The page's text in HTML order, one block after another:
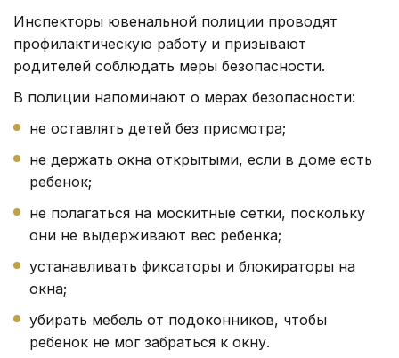
Инспекторы ювенальной полиции проводят
профилактическую работу и призывают
родителей соблюдать меры безопасности.
В полиции напоминают о мерах безопасности:
не оставлять детей без присмотра;
не держать окна открытыми, если в доме есть
ребенок;
не полагаться на москитные сетки, поскольку
они не выдерживают вес ребенка;
устанавливать фиксаторы и блокираторы на
окна;
убирать мебель от подоконников, чтобы
ребенок не мог забраться к окну.